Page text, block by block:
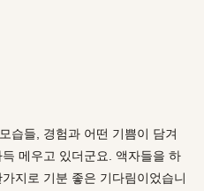
습들, 경험과 어떤 기쁨이 담겨
메우고 있더군요. 액자들을 하
지로 기분 좋은 기다림이었습니